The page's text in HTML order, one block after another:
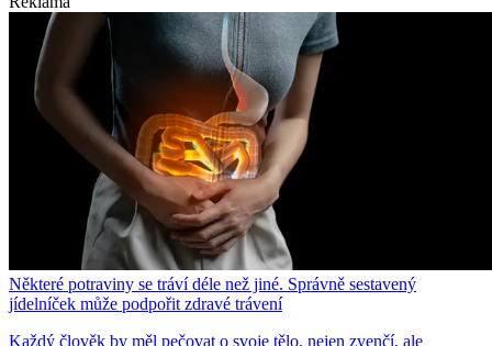
Některé potraviny se tráví déle než jiné. Správně sestavený
jídelníček může podpořit zdravé trávení
Každý člověk by měl pečovat o svoje tělo, nejen zvenčí, ale